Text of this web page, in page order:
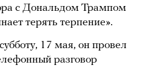
с Дональдом Трампом
терять терпение».
17 мая, он провел
разговор